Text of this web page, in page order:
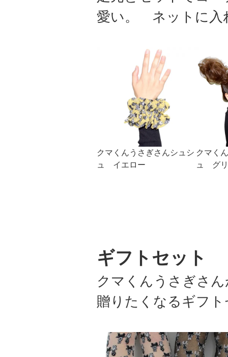
愛い。 ネットに入
クマくんうさぎさんシュシ
ュ イエロー
クマく
ュ グ
ギフトセット
クマくんうさぎさ
贈りたくなるギフ